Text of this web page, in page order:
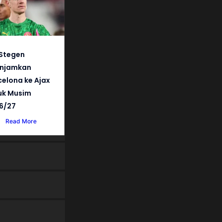
ke Ajax
Musim
27
Read More